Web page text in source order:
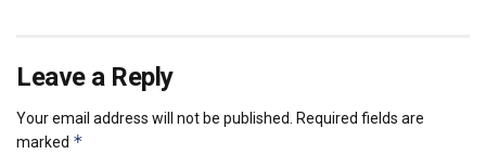
Leave a Reply
Your email address will not be published.
Required fields are
marked *